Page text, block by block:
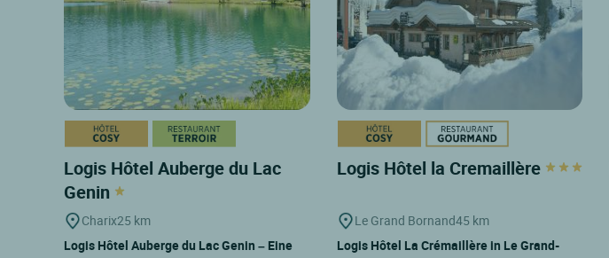
Logis Hôtel Auberge du Lac
Genin
Charix25 km
Logis Hôtel Auberge du Lac Genin – Eine
Logis Hôtel la Cremaillère
Le Grand Bornand45 km
Logis Hôtel La Crémaillère in Le Grand-